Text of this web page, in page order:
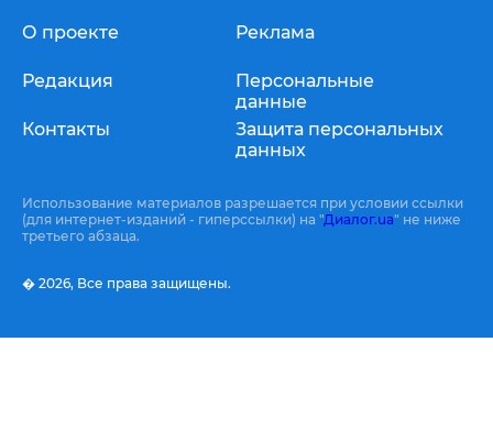
О проекте
Редакция
Контакты
Реклама
Персональные
данные
Защита персональных
данных
Использование материалов разрешается при условии ссылки
(для интернет-изданий - гиперссылки) на "Диалог.ua" не ниже
третьего абзаца.
� 2026, Все права защищены.